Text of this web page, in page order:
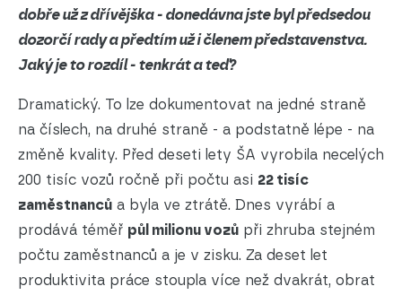
dobře už z dřívějška - donedávna jste byl předsedou
dozorčí rady a předtím už i členem představenstva.
Jaký je to rozdíl - tenkrát a teď?
Dramatický. To lze dokumentovat na jedné straně
na číslech, na druhé straně - a podstatně lépe - na
změně kvality. Před deseti lety ŠA vyrobila necelých
200 tisíc vozů ročně při počtu asi 22 tisíc
zaměstnanců a byla ve ztrátě. Dnes vyrábí a
prodává téměř půl milionu vozů při zhruba stejném
počtu zaměstnanců a je v zisku. Za deset let
produktivita práce stoupla více než dvakrát, obrat